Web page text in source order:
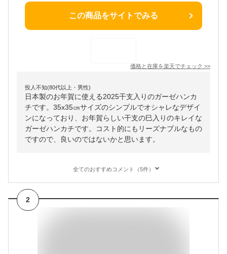
この商品をサイトでみる
価格と在庫を楽天でチェック >>
投人不知(80代以上・男性)
日本製のお年賀に使える2025干支入りのガーゼハンカ
チです。35x35㎝サイズのシンプルでオシャレなデザイ
ンになっており、お年賀らしい干支の巳入りのキレイな
ガーゼハンカチです。コスト的にもリーズナブルなもの
ですので、良いのではないかと思います。
全てのおすすめコメント（5件）
2